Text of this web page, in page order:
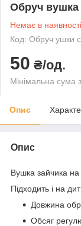
Обруч вушка
Немає в наявності
Код: Обруч ушки
50 ₴/од.
Мінімальна сума
Опис
Опис
Вушка зайчика на
Підходить і на
Довжина
Обсяг